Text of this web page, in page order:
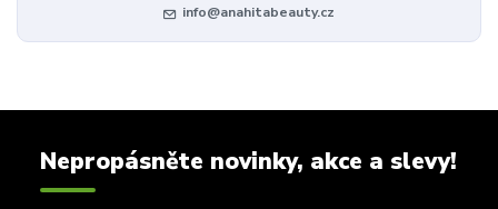
info@anahitabeauty.cz
Nepropásněte novinky, akce a slevy!